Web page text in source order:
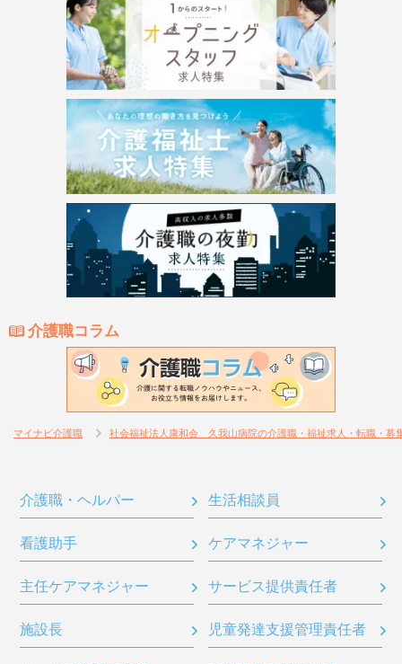
介護職コラム
マイナビ介護職 社会福祉法人康和会 久我山病院の介護職・福祉求人・転職・募
介護職・ヘルパー 生活相談員
看護助手 ケアマネジャー
主任ケアマネジャー サービス提供責任者
施設長 児童発達支援管理責任者